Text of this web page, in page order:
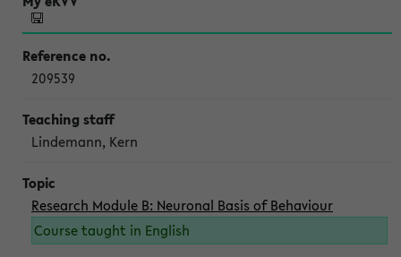
209539
Lindemann, Kern
Research Module B: Neuronal Basis of Behaviour
Course taught in English